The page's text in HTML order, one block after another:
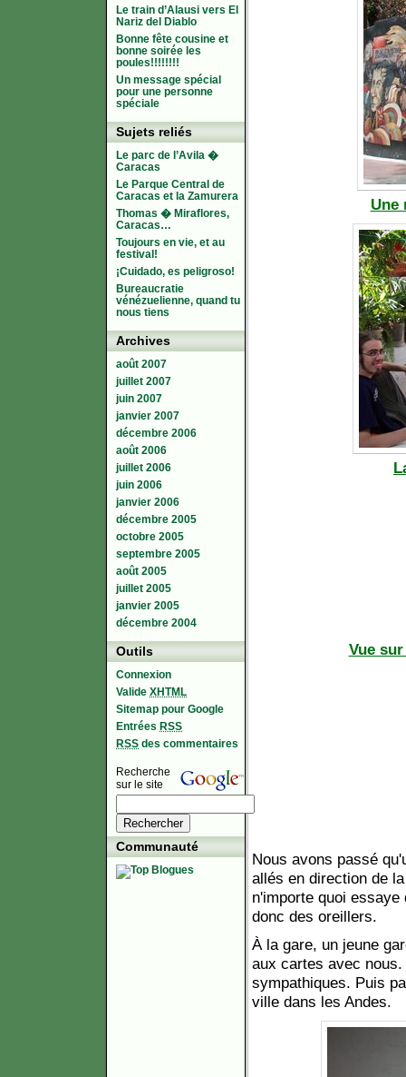
Une
Vue
Nous avons passé
allés en direction de
n'importe quoi
donc des oreillers.
À la gare, un jeune
aux cartes avec
sympathiques. Puis
ville dans les Andes.
Le train d’Alausi vers El
Nariz del Diablo
Bonne fête cousine et
bonne soirée les
poules!!!!!!!!
Un message spécial
pour une personne
spéciale
Sujets reliés
Le parc de l’Avila �
Caracas
Le Parque Central de
Caracas et la Zamurera
Thomas � Miraflores,
Caracas…
Toujours en vie, et au
festival!
¡Cuidado, es peligroso!
Bureaucratie
vénézuelienne, quand tu
nous tiens
Archives
août 2007
juillet 2007
juin 2007
janvier 2007
décembre 2006
août 2006
juillet 2006
juin 2006
janvier 2006
décembre 2005
octobre 2005
septembre 2005
août 2005
juillet 2005
janvier 2005
décembre 2004
Outils
Connexion
Valide XHTML
Sitemap pour Google
Entrées RSS
RSS des commentaires
Recherche
sur le site
Communauté